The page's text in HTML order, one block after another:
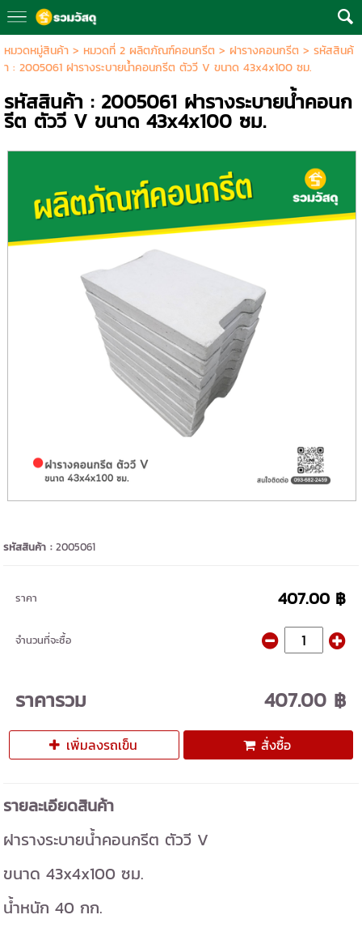
หมวดหมู่สินค้า> หมวดที่ 2 ผลิตภัณฑ์คอนกรีต > ฝารางคอนกรีต > รหัสสินค้
า : 2005061 ฝารางระบายน้ำคอนกรีต ตัววี V ขนาด 43x4x100 ซม.
รหัสสินค้า : 2005061 ฝารางระบายน้ำคอนก
รีต ตัววี V ขนาด 43x4x100 ซม.
รหัสสินค้า :2005061
ราคา 407.00 ฿
จำนวนที่จะซื้อ
ราคารวม 407.00 ฿
เพิ่มลงรถเข็น สั่งซื้อ
รายละเอียดสินค้า
ฝารางระบายน้ำคอนกรีต ตัววี V
ขนาด 43x4x100 ซม.
น้ำหนัก 40 กก.